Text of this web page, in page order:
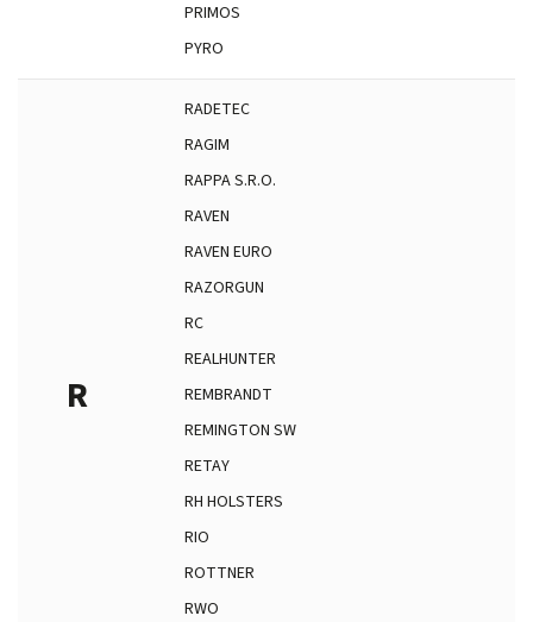
PRIMOS
PYRO
R
RADETEC
RAGIM
RAPPA S.R.O.
RAVEN
RAVEN EURO
RAZORGUN
RC
REALHUNTER
REMBRANDT
REMINGTON SW
RETAY
RH HOLSTERS
RIO
ROTTNER
RWO